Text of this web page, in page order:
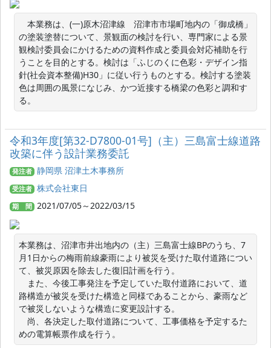
本業務は、(一)原木沼津線　沼津市市場町地内の「御成橋」
の塗装塗替について、景観面の検討を行い、専門家による景
観検討委員会にかけるための資料作成と委員会対応補助を行
うことを目的とする。検討は「ふじのくに色彩・デザイン指
針(社会資本整備)H30」に従い行うものとする。検討する塗装
色は周囲の風景になじみ、かつ近接する橋梁の色彩と調和す
る。
令和3年度[第32-D7800-01号]（主）三島富士線道路
改築に伴う設計業務委託
発注者 静岡県 沼津土木事務所
受注者 株式会社東日
期 間 2021/07/05～2022/03/15
本業務は、沼津市井出地内の（主）三島富士線BPのうち、7
月1日からの梅雨前線豪雨により被災を受けた取付道路につい
て、被災原因を除去した復旧計画を行う。
また、今後工事発注を予定していた取付道路において、道
路構造が被災を受けた構造と同様であることから、豪雨など
で被災しないような構造に変更設計する。
尚、各決定した取付道路について、工事価格を予定するた
めの電算帳票作成を行う。